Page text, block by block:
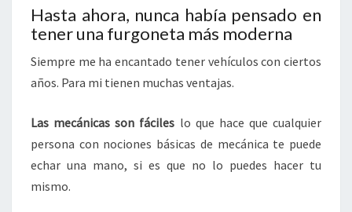
Hasta ahora, nunca había pensado en
tener una furgoneta más moderna
Siempre me ha encantado tener vehículos con ciertos
años. Para mi tienen muchas ventajas.
Las mecánicas son fáciles lo que hace que cualquier
persona con nociones básicas de mecánica te puede
echar una mano, si es que no lo puedes hacer tu
mismo.